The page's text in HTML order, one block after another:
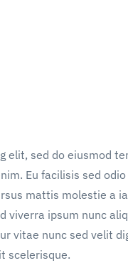
elit, sed do eiusmod
Eu facilisis sed
mattis molestie a
viverra ipsum nunc
vitae nunc sed velit
scelerisque.